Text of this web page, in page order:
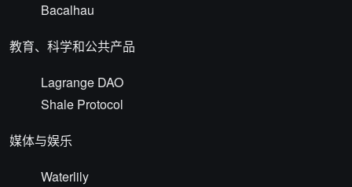
Bacalhau
教育、科学和公共产品
Lagrange DAO
Shale Protocol
媒体与娱乐
Waterlily